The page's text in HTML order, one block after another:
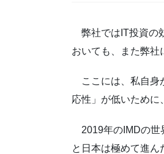
弊社ではIT投資の
おいても、また弊社
ここには、私自身
応性」が低いために
2019年のIMDの世
と⽇本は極めて進